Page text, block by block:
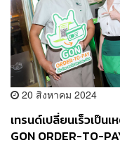
20 สิงหาคม 2024
เทรนด์เปลี่ยนเร็วเป็นเ
GON ORDER-TO-